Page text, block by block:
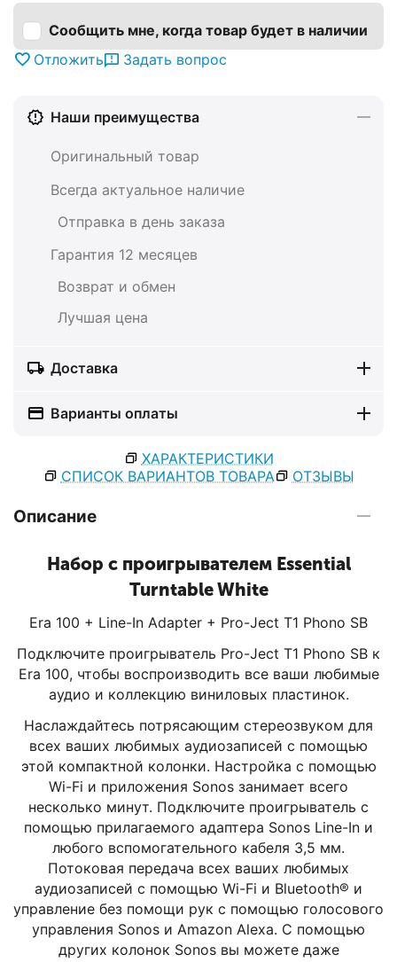
Сообщить мне, когда товар будет в наличии
Отложить
Задать вопрос
Наши преимущества
Оригинальный товар
Всегда актуальное наличие
Отправка в день заказа
Гарантия 12 месяцев
Возврат и обмен
Лучшая цена
Доставка
Варианты оплаты
ХАРАКТЕРИСТИКИ
СПИСОК ВАРИАНТОВ ТОВАРА
ОТЗЫВЫ
Описание
Набор с проигрывателем Essential
Turntable White
Era 100 + Line-In Adapter + Pro-Ject T1 Phono SB
Подключите проигрыватель Pro-Ject T1 Phono SB к
Era 100, чтобы воспроизводить все ваши любимые
аудио и коллекцию виниловых пластинок.
Наслаждайтесь потрясающим стереозвуком для
всех ваших любимых аудиозаписей с помощью
этой компактной колонки. Настройка с помощью
Wi-Fi и приложения Sonos занимает всего
несколько минут. Подключите проигрыватель с
помощью прилагаемого адаптера Sonos Line-In и
любого вспомогательного кабеля 3,5 мм.
Потоковая передача всех ваших любимых
аудиозаписей с помощью Wi-Fi и Bluetooth® и
управление без помощи рук с помощью голосового
управления Sonos и Amazon Alexa. С помощью
других колонок Sonos вы можете даже